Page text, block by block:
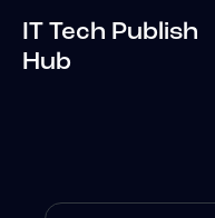
IT Tech Publish
Hub